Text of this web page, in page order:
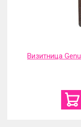
Визитница